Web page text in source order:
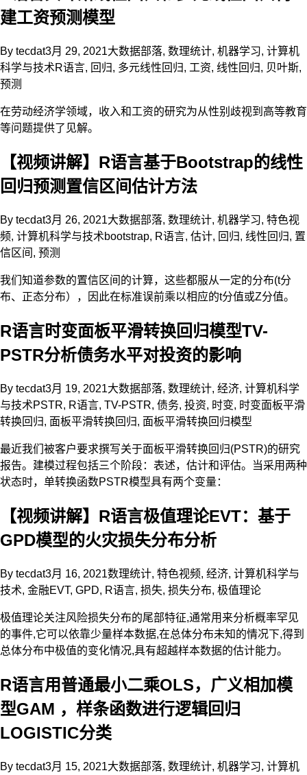
建工资预测模型
By tecdat3月 29, 2021大数据部落, 数理统计, 机器学习, 计算机
科学与技术R语言, 回归, 多元线性回归, 工资, 线性回归, 贝叶斯,
预测
在劳动经济学领域，收入和工资的研究为从性别歧视到高等教育
等问题提供了见解。
【视频讲解】R语言基于Bootstrap的线性
回归预测置信区间估计方法
By tecdat3月 26, 2021大数据部落, 数理统计, 机器学习, 特色视
频, 计算机科学与技术bootstrap, R语言, 估计, 回归, 线性回归, 置
信区间 , 预测
我们知道参数的置信区间的计算，这些都服从一定的分布(t分
布、正态分布），因此在标准误前乘以相应的t分值或Z分值。
R语言时变面板平滑转换回归模型TV-
PSTR分析债务水平对投资的影响
By tecdat3月 19, 2021大数据部落, 数理统计, 经济, 计算机科学
与技术PSTR, R语言, TV-PSTR, 债务, 投资, 时变, 时变面板平滑
转换回归, 面板平滑转换回归, 面板平滑转换回归模型
最近我们被客户要求撰写关于面板平滑转换回归(PSTR)的研究
报告。建模过程包括三个阶段：表述，估计和评估。当采用两种
状态时，单转换函数PSTR模型具有两个变量：
【视频讲解】R语言极值理论EVT：基于
GPD模型的火灾损失分布分析
By tecdat3月 16, 2021数理统计, 特色视频, 经济, 计算机科学与
技术, 金融EVT, GPD, R语言, 损失, 损失分布, 极值理论
极值理论关注风险损失分布的尾部特征,通常用来分析概率罕见
的事件,它可以依靠少量样本数据,在总体分布未知的情况下,得到
总体分布中极值的变化情况,具有超越样本数据的估计能力。
R语言用普通最小二乘OLS，广义相加模
型GAM ，样条函数进行逻辑回归
LOGISTIC分类
By tecdat3月 15, 2021大数据部落, 数理统计, 机器学习, 计算机